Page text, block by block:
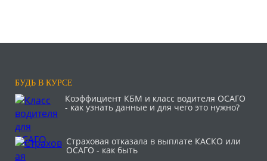
БУДЬ В КУРСЕ
Коэффициент КБМ и класс водителя ОСАГО
- как узнать данные и для чего это нужно?
Страховая отказала в выплате КАСКО или
ОСАГО - как быть